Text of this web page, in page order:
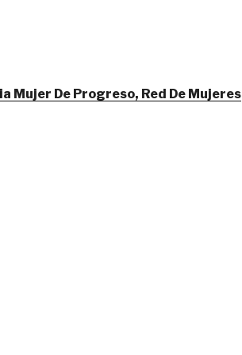
Mujer De Progreso, Red De Mujeres